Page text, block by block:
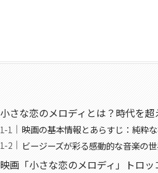
小さな恋のメロディとは？時代を
映画の基本情報とあらすじ：純粋
ビージーズが彩る感動的な音楽の
映画「小さな恋のメロディ」トロ